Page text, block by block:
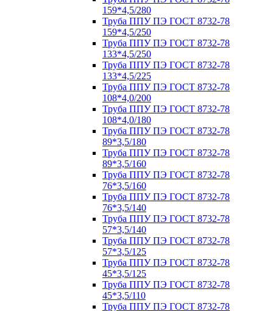
159*4,5/280
Труба ППУ ПЭ ГОСТ 8732-78
159*4,5/250
Труба ППУ ПЭ ГОСТ 8732-78
133*4,5/250
Труба ППУ ПЭ ГОСТ 8732-78
133*4,5/225
Труба ППУ ПЭ ГОСТ 8732-78
108*4,0/200
Труба ППУ ПЭ ГОСТ 8732-78
108*4,0/180
Труба ППУ ПЭ ГОСТ 8732-78
89*3,5/180
Труба ППУ ПЭ ГОСТ 8732-78
89*3,5/160
Труба ППУ ПЭ ГОСТ 8732-78
76*3,5/160
Труба ППУ ПЭ ГОСТ 8732-78
76*3,5/140
Труба ППУ ПЭ ГОСТ 8732-78
57*3,5/140
Труба ППУ ПЭ ГОСТ 8732-78
57*3,5/125
Труба ППУ ПЭ ГОСТ 8732-78
45*3,5/125
Труба ППУ ПЭ ГОСТ 8732-78
45*3,5/110
Труба ППУ ПЭ ГОСТ 8732-78